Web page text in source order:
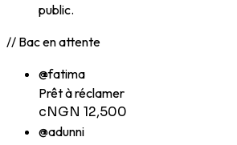
public.
// Bac en attente
@fatima
Prêt à réclamer
cNGN 12,500
@adunni